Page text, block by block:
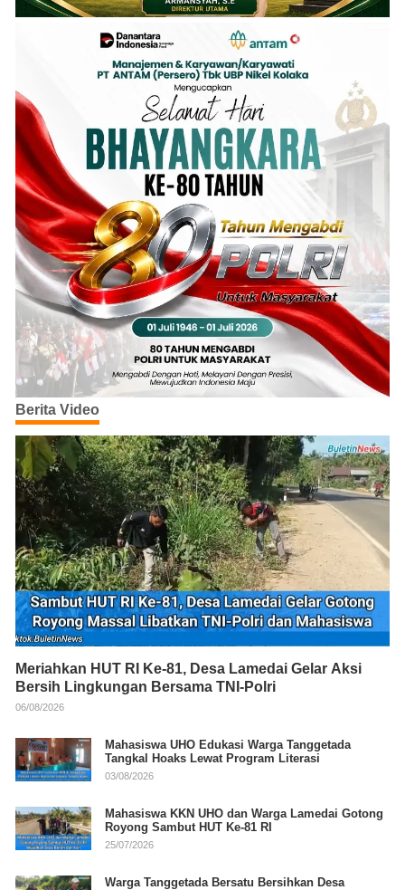
Berita Video
Meriahkan HUT RI Ke-81, Desa Lamedai Gelar Aksi
Bersih Lingkungan Bersama TNI-Polri
06/08/2026
Mahasiswa UHO Edukasi Warga Tanggetada
Tangkal Hoaks Lewat Program Literasi
03/08/2026
Mahasiswa KKN UHO dan Warga Lamedai Gotong
Royong Sambut HUT Ke-81 RI
25/07/2026
Warga Tanggetada Bersatu Bersihkan Desa